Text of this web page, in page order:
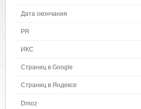
Дата окончания
PR
ИКС
Страниц в Google
Страниц в Яндексе
Dmoz